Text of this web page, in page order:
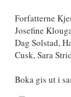
Forfatterne
Josefine
Dag Solstad,
Cusk, Sara
Boka gis ut i